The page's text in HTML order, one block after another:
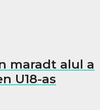
maradt alul a
U18-as